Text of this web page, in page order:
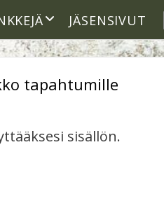
open
dropdown
menu
JÄSENSIVUT
tapahtumille
sisällön.